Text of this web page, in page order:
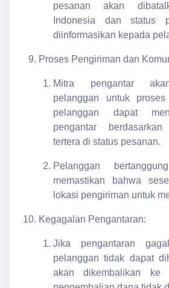
pesanan akan
Indonesia dan status
diinformasikan kepada
Proses Pengiriman dan
Mitra pengantar
pelanggan untuk
pelanggan dapat
pengantar
tertera di status pesanan.
Pelanggan
memastikan bahwa
lokasi pengiriman untuk
Kegagalan Pengantaran:
Jika pengantaran
pelanggan tidak dapat
akan dikembalikan